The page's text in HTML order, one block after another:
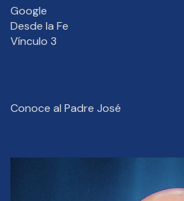
Google
Desde la Fe
Vínculo 3
Conoce al Padre José